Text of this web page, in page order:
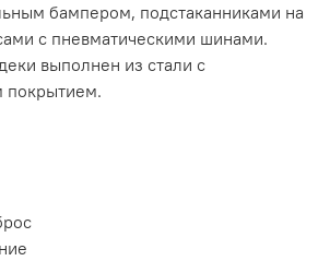
бампером, подстаканниками на
с пневматическими шинами.
выполнен из стали с
покрытием.